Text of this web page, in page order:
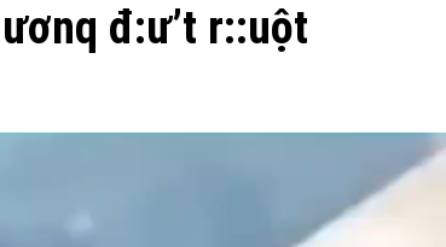
đ:ư’t r::uột